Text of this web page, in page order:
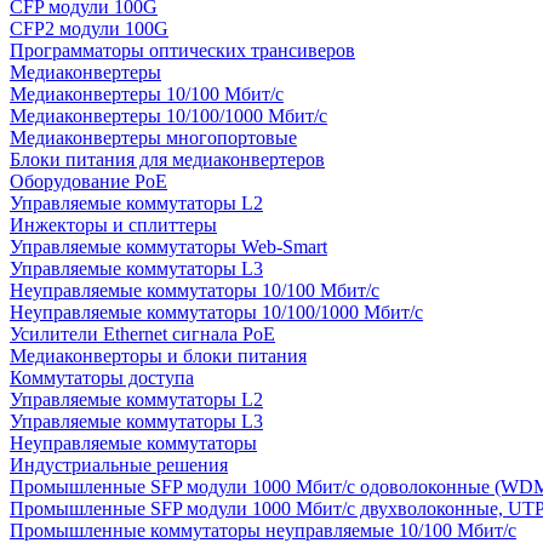
CFP модули 100G
CFP2 модули 100G
Программаторы оптических трансиверов
Медиаконвертеры
Медиаконвертеры 10/100 Мбит/с
Медиаконвертеры 10/100/1000 Мбит/c
Медиаконвертеры многопортовые
Блоки питания для медиаконвертеров
Оборудование PoE
Управляемые коммутаторы L2
Инжекторы и сплиттеры
Управляемые коммутаторы Web-Smart
Управляемые коммутаторы L3
Неуправляемые коммутаторы 10/100 Мбит/с
Неуправляемые коммутаторы 10/100/1000 Мбит/с
Усилители Ethernet сигнала PoE
Медиаконверторы и блоки питания
Коммутаторы доступа
Управляемые коммутаторы L2
Управляемые коммутаторы L3
Неуправляемые коммутаторы
Индустриальные решения
Промышленные SFP модули 1000 Мбит/c одоволоконные
Промышленные SFP модули 1000 Мбит/c двухволоконные,
Промышленные коммутаторы неуправляемые 10/100 Мбит/с